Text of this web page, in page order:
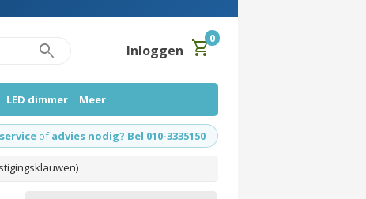
search Inloggen shopping_cart0
LED dimmer Meer
of advies nodig? Bel 010-3335150